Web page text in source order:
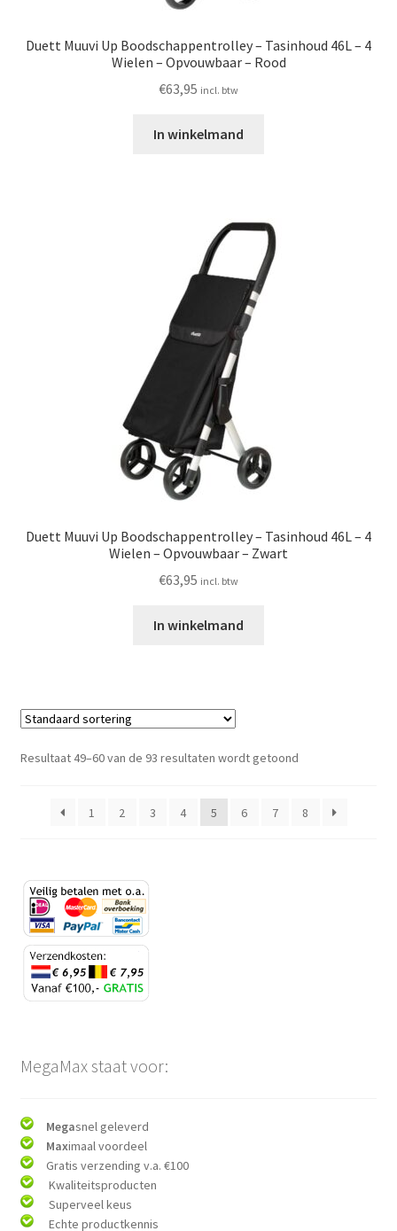
Duett Muuvi Up Boodschappentrolley – Tasinhoud 46L – 4
Wielen – Opvouwbaar – Rood
€63,95 incl. btw
In winkelmand
Duett Muuvi Up Boodschappentrolley – Tasinhoud 46L – 4
Wielen – Opvouwbaar – Zwart
€63,95 incl. btw
In winkelmand
Resultaat 49–60 van de 93 resultaten wordt getoond
1 2 3 4 5 6 7 8
MegaMax staat voor:
Megasnel geleverd
Maximaal voordeel
Gratis verzending v.a. €100
Kwaliteitsproducten
Superveel keus
Echte productkennis